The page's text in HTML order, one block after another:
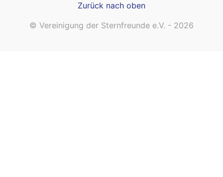
Zurück nach oben
© Vereinigung der Sternfreunde e.V. - 2026